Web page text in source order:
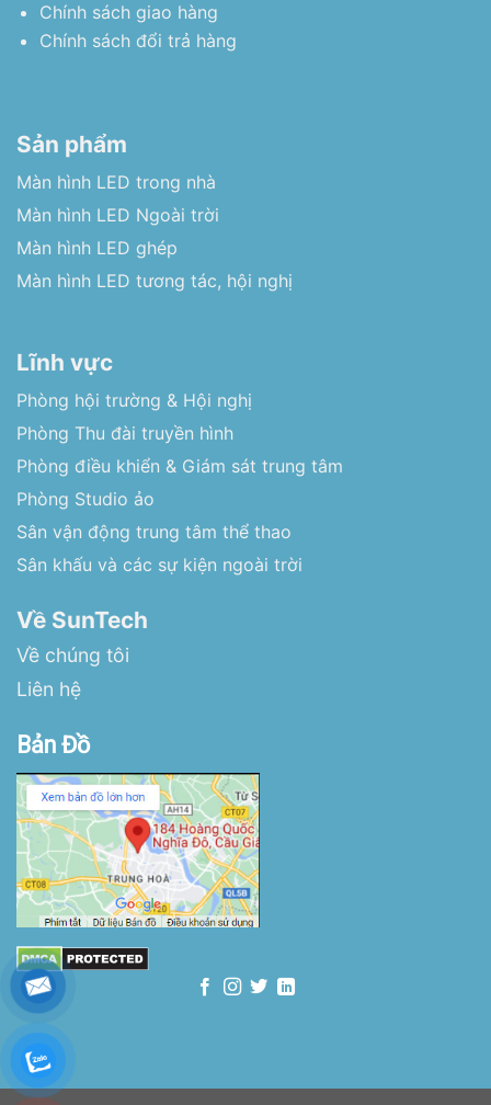
Chính sách giao hàng
Chính sách đổi trả hàng
Sản phẩm
Màn hình LED trong nhà
Màn hình LED Ngoài trời
Màn hình LED ghép
Màn hình LED tương tác, hội nghị
Lĩnh vực
Phòng hội trường & Hội nghị
Phòng Thu đài truyền hình
Phòng điều khiển & Giám sát trung tâm
Phòng Studio ảo
Sân vận động trung tâm thể thao
Sân khấu và các sự kiện ngoài trời
Về SunTech
Về chúng tôi
Liên hệ
Bản Đồ